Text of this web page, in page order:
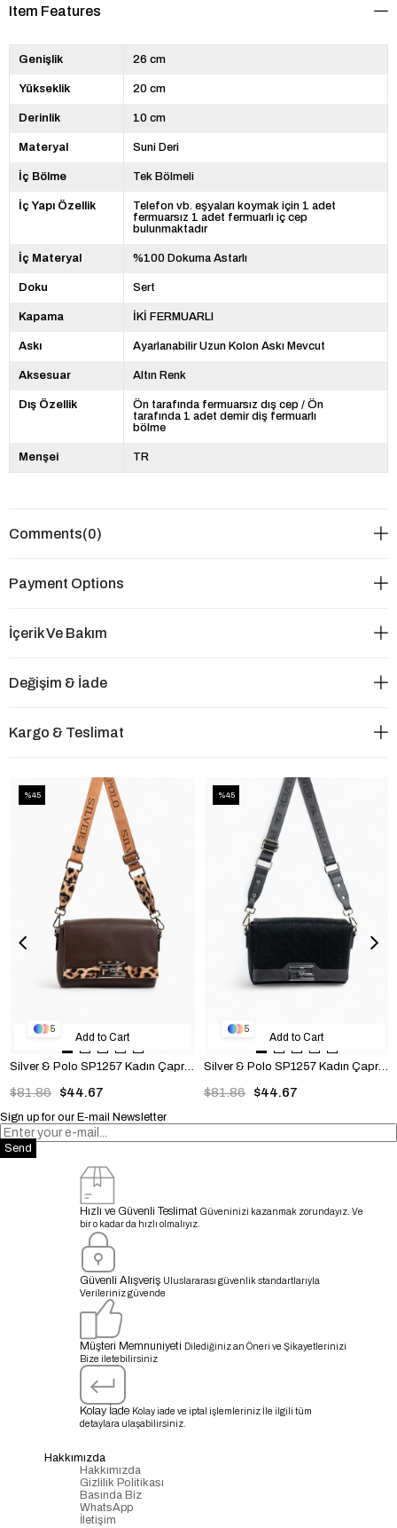
Item Features
Genişlik 26 cm
Yükseklik 20 cm
Derinlik 10 cm
Materyal Suni Deri
İç Bölme Tek Bölmeli
İç Yapı Özellik
Telefon vb. eşyaları koymak için 1 adet
fermuarsız 1 adet fermuarlı iç cep
bulunmaktadır
İç Materyal %100 Dokuma Astarlı
Doku Sert
Kapama İKİ FERMUARLI
Askı Ayarlanabilir Uzun Kolon Askı Mevcut
Aksesuar Altın Renk
Dış Özellik
Ön tarafında fermuarsız dış cep / Ön
tarafında 1 adet demir diş fermuarlı
bölme
Menşei TR
Comments(0)
Payment Options
İçerik Ve Bakım
Değişim & İade
Kargo & Teslimat
5
Silver & Polo SP1257 Kadın Çapraz Çanta Düz Kahve-Leopar Taba
$44.67
$81.86
Add to Cart
%45
5
Silver & Polo SP1257 Kadın Çapraz Çanta Fashion Siyah
$44.67
$81.86
Add to Cart
%45
Sign up for our E-mail Newsletter
Send
Hızlı ve Güvenli Teslimat Güveninizi kazanmak zorundayız. Ve
bir o kadar da hızlı olmalıyız.
Güvenli Alışveriş Uluslararası güvenlik standartlarıyla
Verileriniz güvende
Müşteri Memnuniyeti Dilediğiniz an Öneri ve Şikayetlerinizi
Bize iletebilirsiniz
Kolay İade Kolay iade ve iptal işlemleriniz İle ilgili tüm
detaylara ulaşabilirsiniz.
Hakkımızda
Hakkımızda
Gizlilik Politikası
Basında Biz
WhatsApp
İletişim